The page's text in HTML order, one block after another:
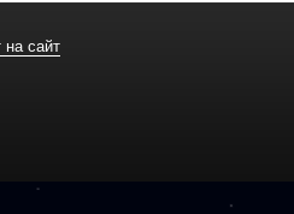
на сайт